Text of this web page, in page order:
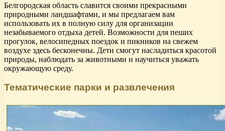
Белгородская область славится своими прекрасными
природными ландшафтами, и мы предлагаем вам
использовать их в полную силу для организации
незабываемого отдыха детей. Возможности для пеших
прогулок, велосипедных поездок и пикников на свежем
воздухе здесь бесконечны. Дети смогут насладиться красотой
природы, наблюдать за животными и научиться уважать
окружающую среду.
Тематические парки и развлечения